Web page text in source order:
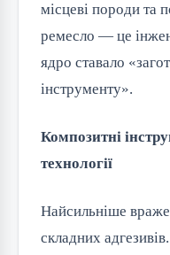
місцеві породи та
ремесло — це
ядро ставало
інструменту».
Композитні
технології
Найсильніше
складних